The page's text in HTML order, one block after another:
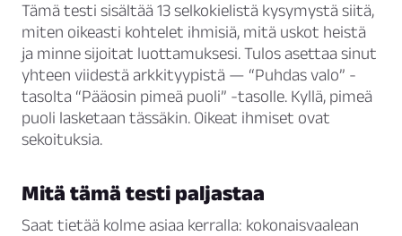
Tämä testi sisältää 13 selkokielistä kysymystä siitä,
miten oikeasti kohtelet ihmisiä, mitä uskot heistä
ja minne sijoitat luottamuksesi. Tulos asettaa sinut
yhteen viidestä arkkityypistä — “Puhdas valo” -
tasolta “Pääosin pimeä puoli” -tasolle. Kyllä, pimeä
puoli lasketaan tässäkin. Oikeat ihmiset ovat
sekoituksia.
Mitä tämä testi paljastaa
Saat tietää kolme asiaa kerralla: kokonaisvaalean